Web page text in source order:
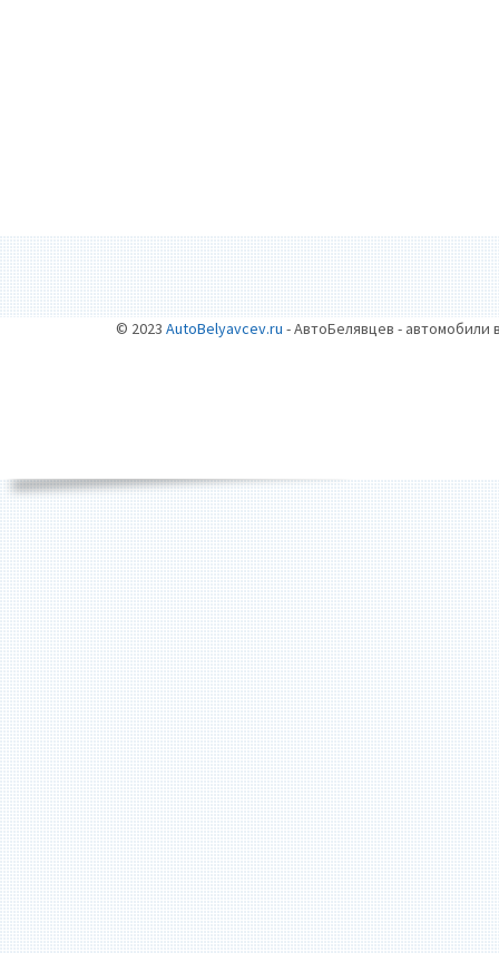
© 2023 AutoBelyavcev.ru - АвтоБелявцев - автомобили